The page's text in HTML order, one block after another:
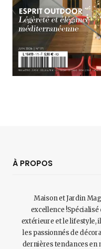
À PROPOS
Maison et Jardin
excellence
extérieure et le lifestyle,
les passionnés de
dernières tendances en